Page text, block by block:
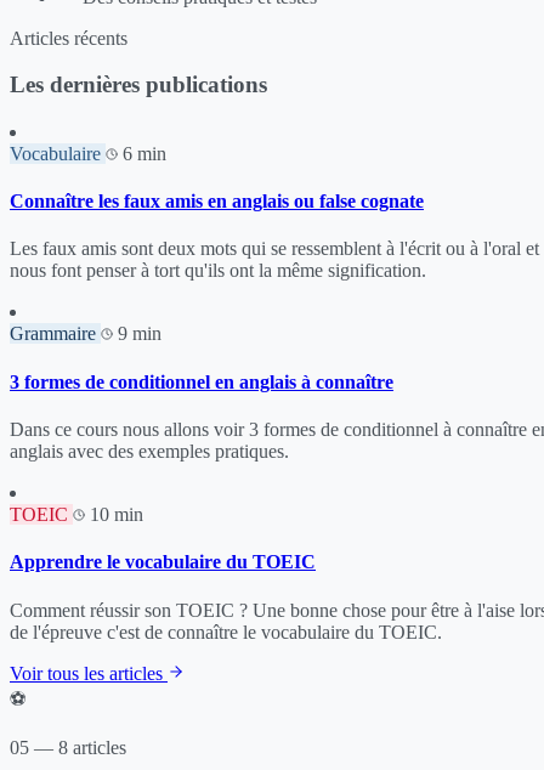
Articles récents
Les dernières publications
Vocabulaire 6 min
Connaître les faux amis en anglais ou false cognate
Les faux amis sont deux mots qui se ressemblent à l'écrit ou à l'oral et
nous font penser à tort qu'ils ont la même signification.
Grammaire 9 min
3 formes de conditionnel en anglais à connaître
Dans ce cours nous allons voir 3 formes de conditionnel à connaître
anglais avec des exemples pratiques.
TOEIC 10 min
Apprendre le vocabulaire du TOEIC
Comment réussir son TOEIC ? Une bonne chose pour être à l'aise
de l'épreuve c'est de connaître le vocabulaire du TOEIC.
Voir tous les articles
⚽
05 — 8 articles